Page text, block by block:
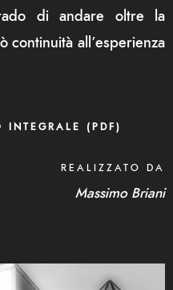
di andare oltre la
continuità all’esperienza
INTEGRALE (PDF)
REALIZZATO DA
Massimo Briani